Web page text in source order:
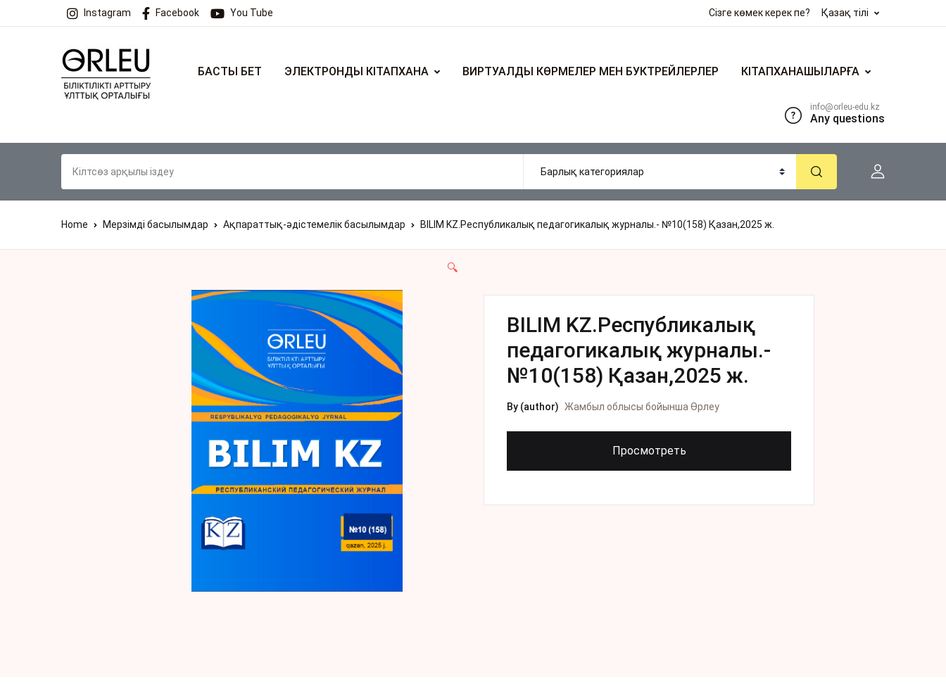
Instagram Facebook You Tube Сізге көмек керек пе? Қазақ тілі
БАСТЫ БЕТ ЭЛЕКТРОНДЫ КІТАПХАНА ВИРТУАЛДЫ КӨРМЕЛЕР МЕН БУКТРЕЙЛЕРЛЕР КІТАПХАНАШЫЛАРҒА
info@orleu-edu.kz
Any questions
Home Мерзімді басылымдар Ақпараттық-әдістемелік басылымдар BILIM KZ.Республикалық педагогикалық журналы.- №10(158) Қазан,2025 ж.
🔍
BILIM KZ.Республикалық
педагогикалық журналы.-
№10(158) Қазан,2025 ж.
By (author) Жамбыл облысы бойынша Өрлеу
Просмотреть